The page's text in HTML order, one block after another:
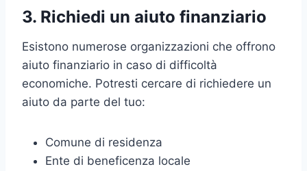
3. Richiedi un aiuto finanziario
Esistono numerose organizzazioni che offrono
aiuto finanziario in caso di difficoltà
economiche. Potresti cercare di richiedere un
aiuto da parte del tuo:
Comune di residenza
Ente di beneficenza locale